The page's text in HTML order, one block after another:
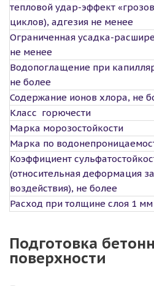
тепловой удар-эффект
циклов), адгезия не менее
Ограниченная усадка-
не менее
Водопоглащение при
не более
Содержание ионов хлора, не
Класс горючести
Марка морозостойкости
Марка по
Коэффициент
(относительная деформация
воздействия), не более
Расход при толщине слоя 1 мм
Подготовка
поверхности